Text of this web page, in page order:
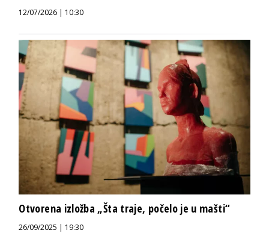
12/07/2026 | 10:30
Otvorena izložba „Šta traje, počelo je u mašti“
26/09/2025 | 19:30